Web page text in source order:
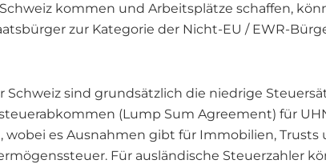
kommen und Arbeitsplätze schaffen,
zur Kategorie der Nicht-EU / EWR-
Schweiz sind grundsätzlich die niedrige
(Lump Sum Agreement) für
wobei es Ausnahmen gibt für Immobilien,
Für ausländische Steuerzahler